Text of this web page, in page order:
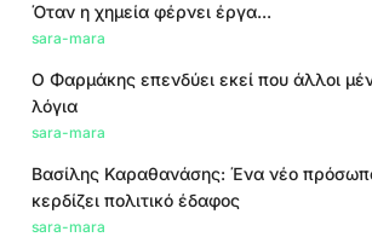
Όταν η χημεία φέρνει έργα...
sara-mara
Ο Φαρμάκης επενδύει εκεί που άλλοι
λόγια
sara-mara
Βασίλης Καραθανάσης: Ένα νέο
κερδίζει πολιτικό έδαφος
sara-mara